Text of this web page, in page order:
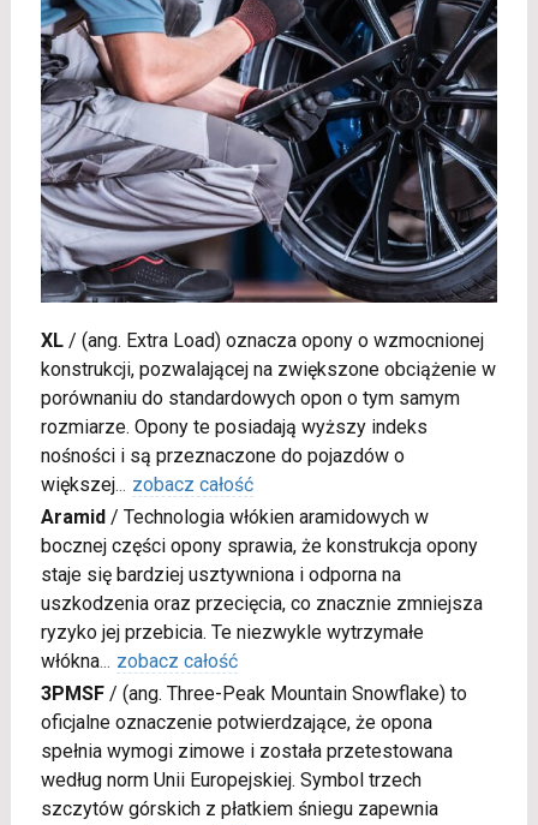
XL/ (ang. Extra Load) oznacza opony o wzmocnionej
konstrukcji, pozwalającej na zwiększone obciążenie w
porównaniu do standardowych opon o tym samym
rozmiarze. Opony te posiadają wyższy indeks
nośności i są przeznaczone do pojazdów o
większej... zobacz całość
Aramid/ Technologia włókien aramidowych w
bocznej części opony sprawia, że konstrukcja opony
staje się bardziej usztywniona i odporna na
uszkodzenia oraz przecięcia, co znacznie zmniejsza
ryzyko jej przebicia. Te niezwykle wytrzymałe
włókna... zobacz całość
3PMSF/ (ang. Three-Peak Mountain Snowflake) to
oficjalne oznaczenie potwierdzające, że opona
spełnia wymogi zimowe i została przetestowana
według norm Unii Europejskiej. Symbol trzech
szczytów górskich z płatkiem śniegu zapewnia